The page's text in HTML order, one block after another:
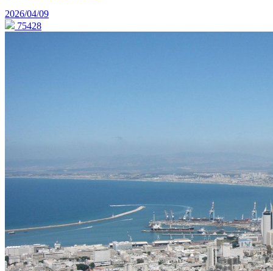
2026/04/09
75428